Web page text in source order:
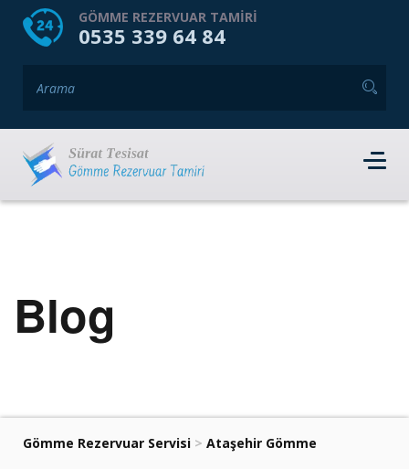
HOME HAKKIMIZDA
GÖMME REZERVUAR TAMIRI
0535 339 64 84
Blog
Gömme Rezervuar Servisi > Ataşehir Gömme